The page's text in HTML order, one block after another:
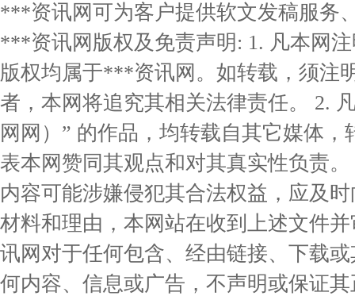
***资讯网可为客户提供软文发稿服务
***资讯网版权及免责声明: 1. 凡本网
版权均属于***资讯网。如转载，须注
者，本网将追究其相关法律责任。 2.
网网）” 的作品，均转载自其它媒体
表本网赞同其观点和对其真实性负责
内容可能涉嫌侵犯其合法权益，应及
材料和理由，本网站在收到上述文件
讯网对于任何包含、经由链接、下载
何内容、信息或广告，不声明或保证